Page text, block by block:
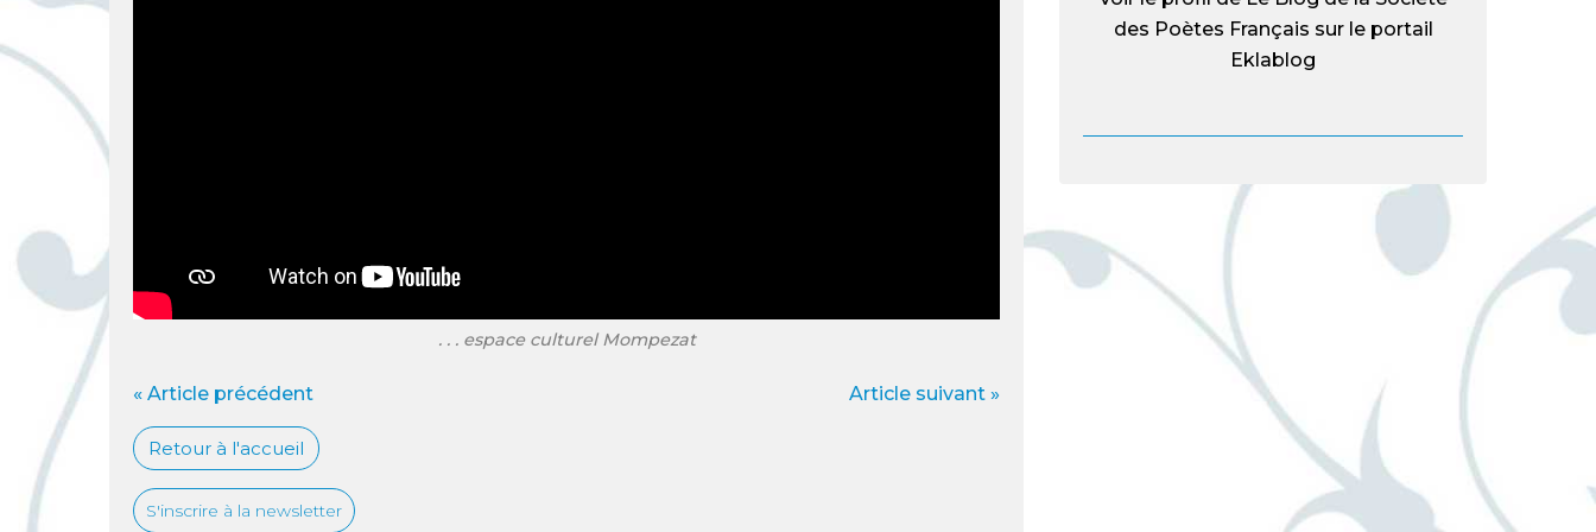
. . . espace culturel Mompezat
« Article précédent Article suivant »
Retour à l'accueil
S'inscrire à la newsletter
des Poètes Français sur le portail
Eklablog